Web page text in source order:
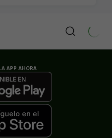
APP AHORA